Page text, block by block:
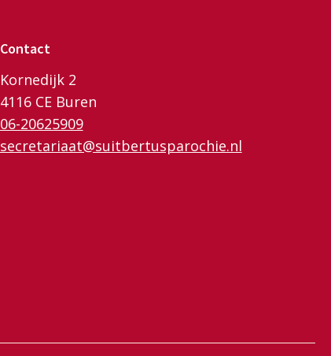
Contact
Kornedijk 2
4116 CE Buren
06-20625909
secretariaat@suitbertusparochie.nl